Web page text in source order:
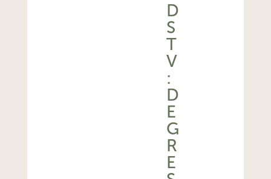
D
S
T
V
:
D
E
G
R
E